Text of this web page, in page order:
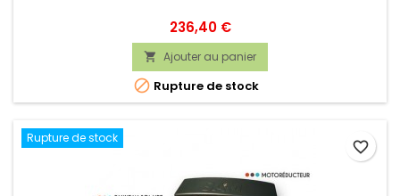
Prix
236,40 €
 Ajouter au panier
 Rupture de stock
Rupture de stock
favorite_border